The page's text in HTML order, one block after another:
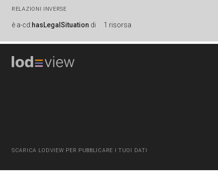
RELAZIONI INVERSE
è a-cd:hasLegalSituation di 1 risorsa
SCARICA LODVIEW PER PUBBLICARE I TUOI DATI